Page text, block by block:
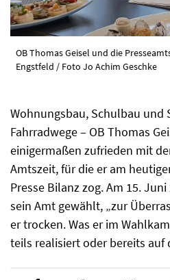
OB Thomas Geisel und die
Engstfeld / Foto Jo Achim Geschke
Wohnungsbau, Schulbau und
Fahrradwege – OB Thomas
einigermaßen zufrieden mit
Amtszeit, für die er am
Presse Bilanz zog. Am 15.
sein Amt gewählt, „zur
er trocken. Was er im
teils realisiert oder bereits auf